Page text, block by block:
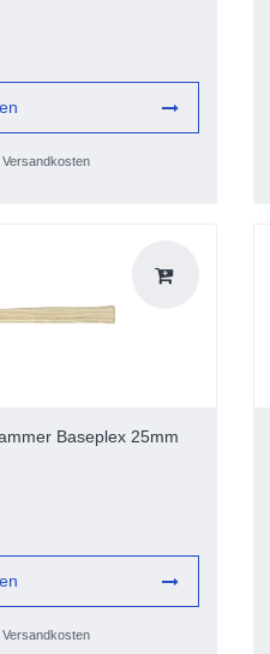
Versandkosten
Baseplex 25mm
Versandkosten